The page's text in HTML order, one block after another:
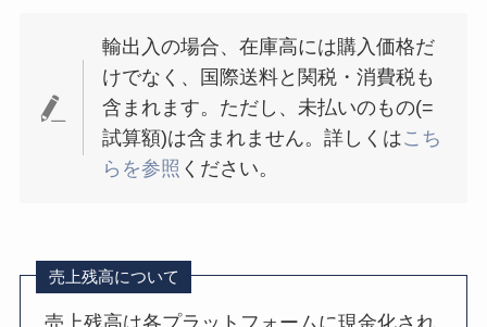
輸出入の場合、在庫高には購入価格だ
けでなく、国際送料と関税・消費税も
含まれます。ただし、未払いのもの(=
試算額)は含まれません。詳しくはこち
らを参照 ください。
売上残高について